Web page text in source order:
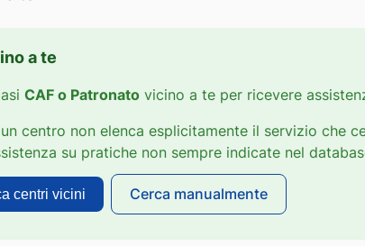
a te
CAF o Patronato vicino a te per ricevere
centro non elenca esplicitamente il servizio che
su pratiche non sempre indicate nel
centri vicini Cerca manualmente